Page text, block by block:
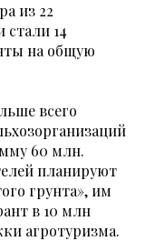
из 22
14
на общую
всего
60 млн.
планируют
грунта», им
в 10 млн
агротуризма.